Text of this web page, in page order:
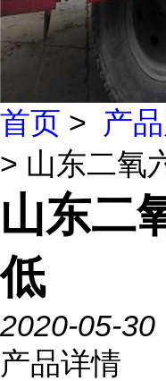
首页 > 产
> 山东二氧
山东二
低
2020-05-30
产品详情